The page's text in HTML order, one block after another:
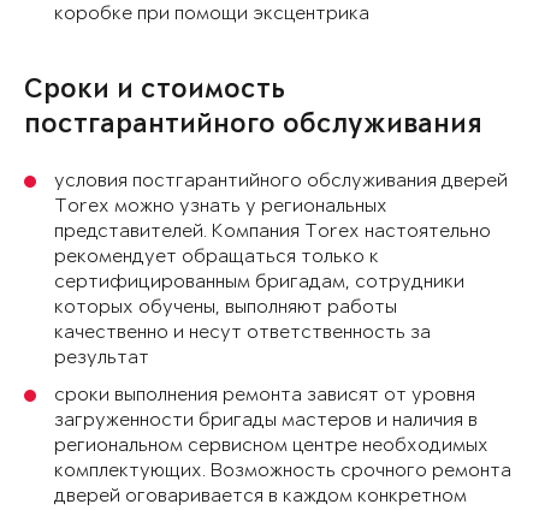
коробке при помощи эксцентрика
Сроки и стоимость
постгарантийного обслуживания
условия постгарантийного обслуживания дверей
Torex можно узнать у региональных
представителей. Компания Torex настоятельно
рекомендует обращаться только к
сертифицированным бригадам, сотрудники
которых обучены, выполняют работы
качественно и несут ответственность за
результат
сроки выполнения ремонта зависят от уровня
загруженности бригады мастеров и наличия в
региональном сервисном центре необходимых
комплектующих. Возможность срочного ремонта
дверей оговаривается в каждом конкретном